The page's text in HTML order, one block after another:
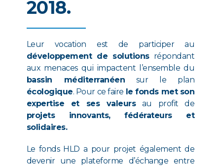
2018.
Leur vocation est de participer au
développement de solutionsrépondant
aux menaces qui impactent l’ensemble du
bassin méditerranéen sur le plan
écologique. Pour ce faire le fonds met son
expertise et ses valeursau profit de
projets innovants, fédérateurs et
solidaires.
Le fonds HLD a pour projet également de
devenir une plateforme d’échange entre